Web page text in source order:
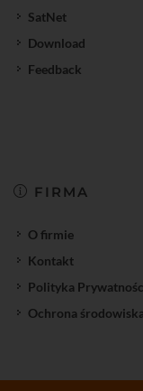
SatNet
Download
Feedback
FIRMA
O firmie
Kontakt
Polityka
Ochrona środowiska